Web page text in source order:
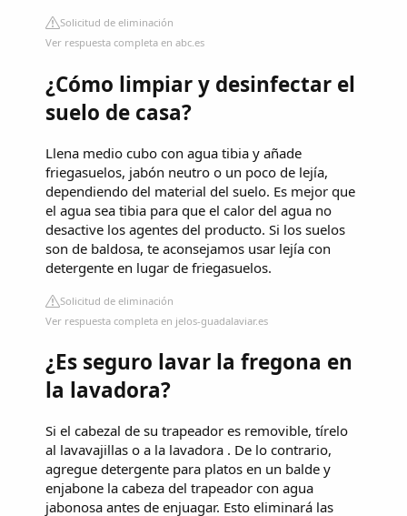
Solicitud de eliminación
Ver respuesta completa en abc.es
¿Cómo limpiar y desinfectar el
suelo de casa?
Llena medio cubo con agua tibia y añade
friegasuelos, jabón neutro o un poco de lejía,
dependiendo del material del suelo. Es mejor que
el agua sea tibia para que el calor del agua no
desactive los agentes del producto. Si los suelos
son de baldosa, te aconsejamos usar lejía con
detergente en lugar de friegasuelos.
Solicitud de eliminación
Ver respuesta completa en jelos-guadalaviar.es
¿Es seguro lavar la fregona en
la lavadora?
Si el cabezal de su trapeador es removible, tírelo
al lavavajillas o a la lavadora . De lo contrario,
agregue detergente para platos en un balde y
enjabone la cabeza del trapeador con agua
jabonosa antes de enjuagar. Esto eliminará las